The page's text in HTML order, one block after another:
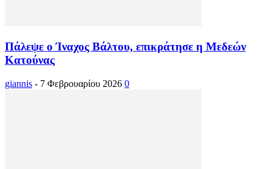
Πάλεψε ο Ίναχος Βάλτου, επικράτησε η Μεδεών
Κατούνας
giannis - 7 Φεβρουαρίου 2026 0